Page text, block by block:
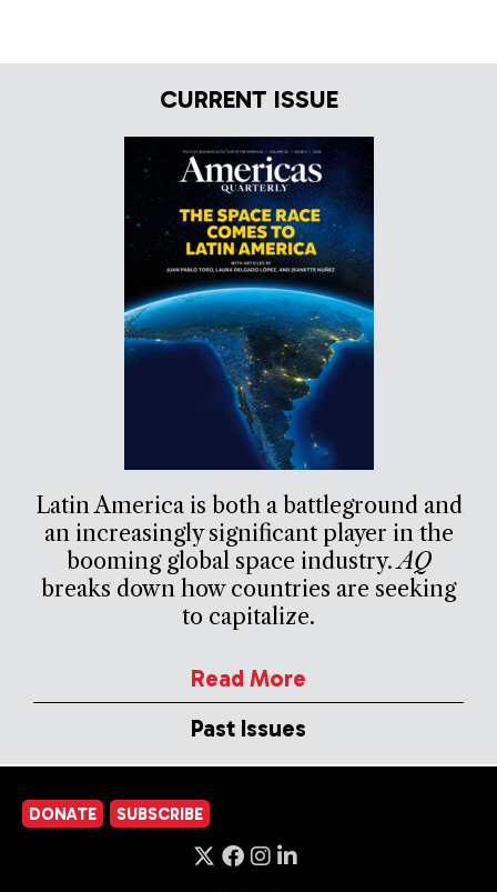
CURRENT ISSUE
Latin America is both a battleground and
an increasingly significant player in the
booming global space industry.AQ
breaks down how countries are seeking
to capitalize.
Read More
Past Issues
DONATE SUBSCRIBE